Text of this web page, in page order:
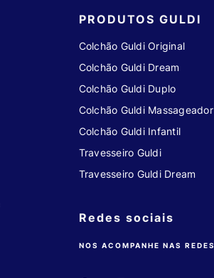
PRODUTOS GULDI
Colchão Guldi Original
Colchão Guldi Dream
Colchão Guldi Duplo
Colchão Guldi Massageador
Colchão Guldi Infantil
Travesseiro Guldi
Travesseiro Guldi Dream
Redes sociais
NOS ACOMPANHE NAS REDES